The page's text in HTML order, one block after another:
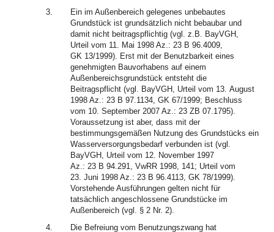
3.
Ein im Außenbereich gelegenes unbebautes
Grundstück ist grundsätzlich nicht bebaubar und
damit nicht beitragspflichtig (vgl. z.B. BayVGH,
Urteil vom 11. Mai 1998 Az.: 23 B 96.4009,
GK 13/1999). Erst mit der Benutzbarkeit eines
genehmigten Bauvorhabens auf einem
Außenbereichsgrundstück entsteht die
Beitragspflicht (vgl. BayVGH, Urteil vom 13. August
1998 Az.: 23 B 97.1134, GK 67/1999; Beschluss
vom 10. September 2007 Az.: 23 ZB 07.1795).
Voraussetzung ist aber, dass mit der
bestimmungsgemäßen Nutzung des Grundstücks ein
Wasserversorgungsbedarf verbunden ist (vgl.
BayVGH, Urteil vom 12. November 1997
Az.: 23 B 94.291, VwRR 1998, 141; Urteil vom
23. Juni 1998 Az.: 23 B 96.4113, GK 78/1999).
Vorstehende Ausführungen gelten nicht für
tatsächlich angeschlossene Grundstücke im
Außenbereich (vgl. § 2 Nr. 2).
4.
Die Befreiung vom Benutzungszwang hat